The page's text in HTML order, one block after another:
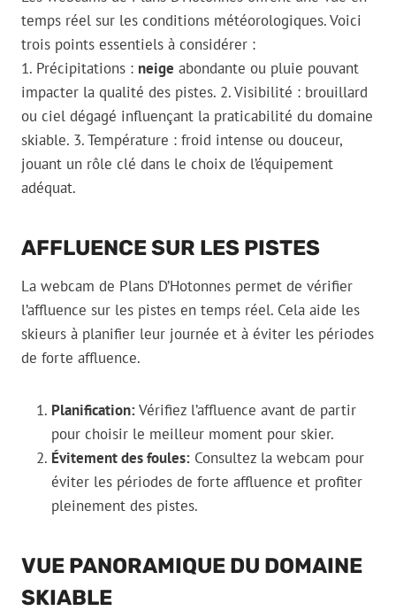
temps réel sur les conditions météorologiques. Voici
trois points essentiels à considérer :
1. Précipitations : neige abondante ou pluie pouvant
impacter la qualité des pistes. 2. Visibilité : brouillard
ou ciel dégagé influençant la praticabilité du domaine
skiable. 3. Température : froid intense ou douceur,
jouant un rôle clé dans le choix de l’équipement
adéquat.
AFFLUENCE SUR LES PISTES
La webcam de Plans D’Hotonnes permet de vérifier
l’affluence sur les pistes en temps réel. Cela aide les
skieurs à planifier leur journée et à éviter les périodes
de forte affluence.
Planification:Vérifiez l’affluence avant de partir
pour choisir le meilleur moment pour skier.
Évitement des foules: Consultez la webcam pour
éviter les périodes de forte affluence et profiter
pleinement des pistes.
VUE PANORAMIQUE DU DOMAINE
SKIABLE